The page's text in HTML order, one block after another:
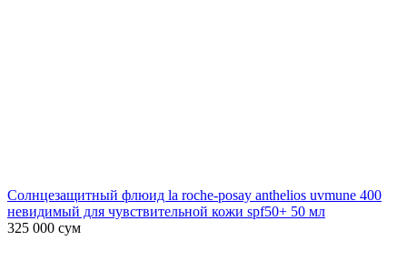
Солнцезащитный флюид la roche-posay anthelios uvmune 400
невидимый для чувствительной кожи spf50+ 50 мл
325 000 сум